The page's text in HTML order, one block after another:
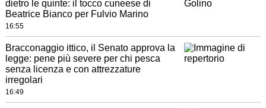
dietro le quinte: il tocco cuneese di
Beatrice Bianco per Fulvio Marino
16:55
Bracconaggio ittico, il Senato approva la
legge: pene più severe per chi pesca
senza licenza e con attrezzature
irregolari
16:49